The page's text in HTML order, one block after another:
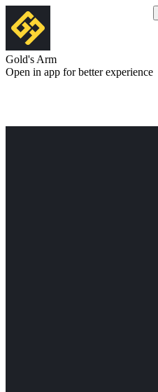
Gold's Arm
Open in app for better experience